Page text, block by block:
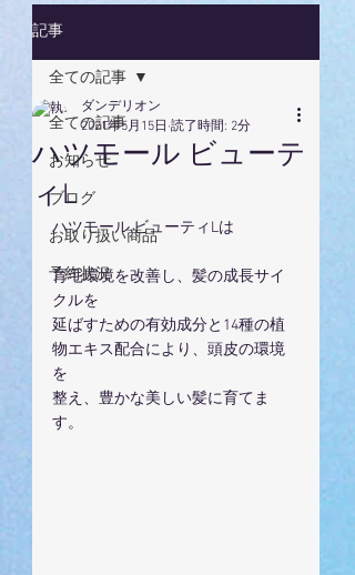
記事
全ての記事
お知らせ
ブログ
お取り扱い商品
予約状況
全ての記事
ハツモール ビューテ
ィL
ダンデリオン
2021年5月15日 読了時間: 2分
ハツモール ビューティLは
育毛環境を改善し、髪の成長サイ
クルを
延ばすための有効成分と14種の植
物エキス配合により、頭皮の環境
を
整え、豊かな美しい髪に育てま
す。